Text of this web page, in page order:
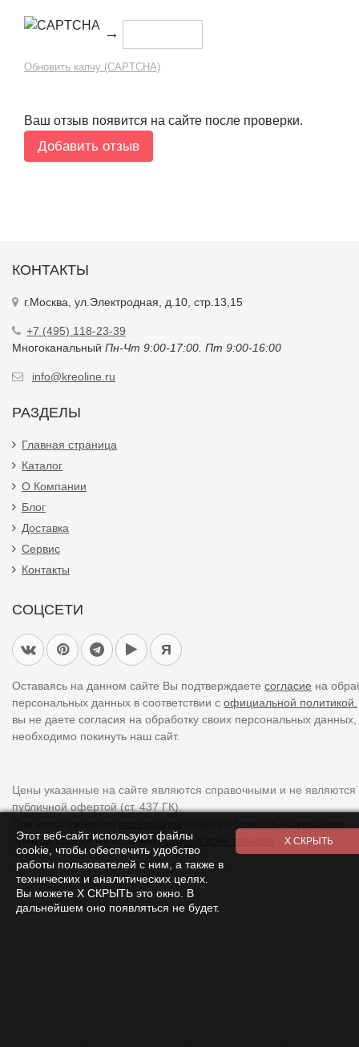
→
Обновить капчу (CAPTCHA)
Ваш отзыв появится на сайте после проверки.
КОНТАКТЫ
г.Москва, ул.Электродная, д.10, стр.13,15
+7 (495) 118-23-39
Многоканальный Пн-Чт 9:00-17:00. Пт 9:00-16:00
info@kreoline.ru
РАЗДЕЛЫ
Главная страница
Каталог
О Компании
Блог
Доставка
Сервис
Контакты
СОЦСЕТИ
Я
Оставаясь на данном сайте Вы подтверждаете согласие на
персональных данных в соответствии с официальной политикой.
вы не даете согласия на обработку своих персональных
необходимо покинуть наш сайт.
Цены указанные на сайте являются справочными и не являются
публичной офертой (ст. 437 ГК).
прямой ссылки на источник.Список всех товаров
Этот веб-сайт используют файлы
cookie, чтобы обеспечить удобство
работы пользователей с ним, а также в
технических и аналитических целях.
Вы можете Х СКРЫТЬ это окно. В
дальнейшем оно появляться не будет.